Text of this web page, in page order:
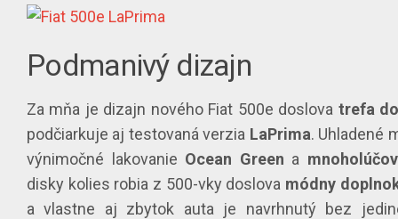
Podmanivý dizajn
Za mňa je dizajn nového Fiat 500e doslova trefa
podčiarkuje aj testovaná verzia LaPrima. Uhladené
výnimočné lakovanie Ocean Green a
disky kolies robia z 500-vky doslova módny
a vlastne aj zbytok auta je navrhnutý bez